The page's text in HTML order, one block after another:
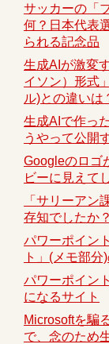
サッカーの「
何？日本代表
られる記念品
生成AIが激変
イソン）形式
ル)との違いは
生成AIで作っ
うやって公開
Googleのロゴ
ビーに見えて
「サリーアン
存知でしたか？
パワーポイン
ト」(メモ部
パワーポイン
になるサイト
Microsoftを騙
で、念のため